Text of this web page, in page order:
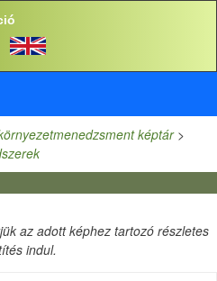
képtár>
az adott képhez tartozó részletes
indul.